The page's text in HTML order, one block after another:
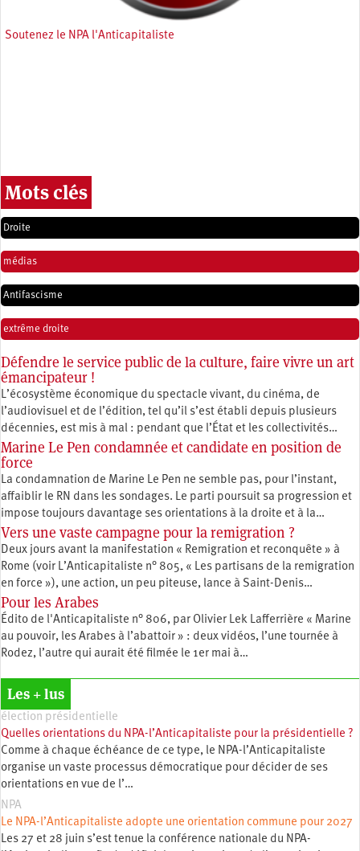
Soutenez le NPA l'Anticapitaliste
Mots clés
Droite
médias
Antifascisme
extrême droite
Défendre le service public de la culture, faire vivre un art
émancipateur !
L’écosystème économique du spectacle vivant, du cinéma, de
l’audiovisuel et de l’édition, tel qu’il s’est établi depuis plusieurs
décennies, est mis à mal : pendant que l’État et les collectivités…
Marine Le Pen condamnée et candidate en position de
force
La condamnation de Marine Le Pen ne semble pas, pour l’instant,
affaiblir le RN dans les sondages. Le parti poursuit sa progression et
impose toujours davantage ses orientations à la droite et à la…
Vers une vaste campagne pour la remigration ?
Deux jours avant la manifestation « Remigration et reconquête » à
Rome (voir L’Anticapitaliste n° 805, « Les partisans de la remigration
en force »), une action, un peu piteuse, lance à Saint-Denis…
Pour les Arabes
Édito de l'Anticapitaliste n° 806, par Olivier Lek Lafferrière « Marine
au pouvoir, les Arabes à l’abattoir » : deux vidéos, l’une tournée à
Rodez, l’autre qui aurait été filmée le 1er mai à…
Les + lus
élection présidentielle
Quelles orientations du NPA-l’Anticapitaliste pour la présidentielle ?
Comme à chaque échéance de ce type, le NPA-l’Anticapitaliste
organise un vaste processus démocratique pour décider de ses
orientations en vue de l’…
NPA
Le NPA-l’Anticapitaliste adopte une orientation commune pour 2027
Les 27 et 28 juin s’est tenue la conférence nationale du NPA-